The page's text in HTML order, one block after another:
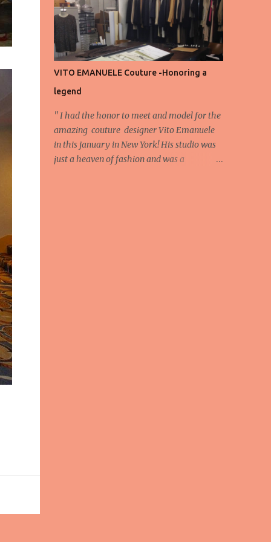
energy, eyes, and appreciation that make
the show what it is. A designer’s vision
doesn’t end at the first row. Fashion...
VITO EMANUELE Couture -Honoring a
legend
'' I had the honor to meet and model for the
amazing couture designer Vito Emanuele
in this january in New York! His studio was
just a heaven of fashion and was a